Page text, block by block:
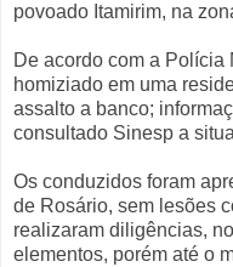
povoado Itamirim, na
De acordo com a Polícia
homiziado em uma
assalto a banco;
consultado Sinesp a
Os conduzidos foram
de Rosário, sem lesões
realizaram diligências,
elementos, porém até o